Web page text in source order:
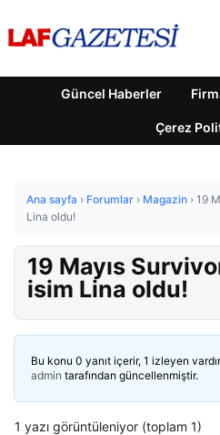
Güncel Haberler
Çerez
Ana sayfa › Forumlar › Magazin › 19
Lina oldu!
19 Mayıs
isim Lina oldu!
Bu konu 0 yanıt içerir, 1 izleyen
admin tarafından güncellenmiştir.
1 yazı görüntüleniyor (toplam 1)